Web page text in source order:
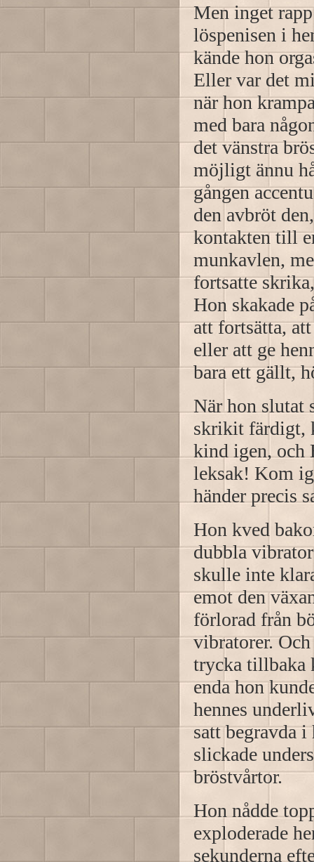
Men inget
löspenisen i
kände hon
Eller var det
när hon
med bara
det vänstra
möjligt ännu
gången
den avbröt
kontakten till
munkavlen,
fortsatte
Hon skakade
att fortsätta,
eller att ge
bara ett gällt,
När hon slutat
skrikit färdigt,
kind igen, och
leksak! Kom
händer precis
Hon kved
dubbla
skulle inte
emot den
förlorad från
vibratorer.
trycka tillbaka
enda hon
hennes
satt begravda i
slickade
bröstvårtor.
Hon nådde
exploderade
sekunderna